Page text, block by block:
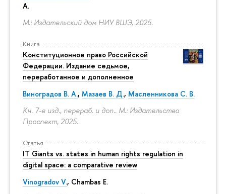
А.
М.: Издательский дом НИУ ВШЭ, 2025.
Книга
Конституционное право Российской
Федерации. Издание седьмое,
переработанное и дополненное
Виноградов В. А., Мазаев В. Д., Масленникова С. В.
Кн. 7-е изд., перераб. и доп.. М.: Издательство
Проспект, 2025.
Статья
IT Giants vs. states in human rights regulation in
digital space: a comparative review
Vinogradov V., Chambas E.